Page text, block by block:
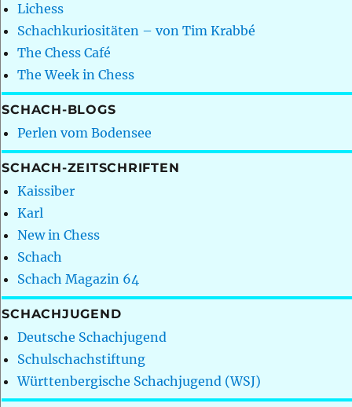
Lichess
Schachkuriositäten – von Tim Krabbé
The Chess Café
The Week in Chess
SCHACH-BLOGS
Perlen vom Bodensee
SCHACH-ZEITSCHRIFTEN
Kaissiber
Karl
New in Chess
Schach
Schach Magazin 64
SCHACHJUGEND
Deutsche Schachjugend
Schulschachstiftung
Württenbergische Schachjugend (WSJ)